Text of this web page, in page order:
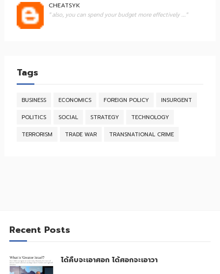
CHEATSYK
" also, you can spend your budget more effectively ..."
Tags
BUSINESS ECONOMICS FOREIGN POLICY INSURGENT
POLITICS SOCIAL STRATEGY TECHNOLOGY
TERRORISM TRADE WAR TRANSNATIONAL CRIME
Recent Posts
ได้คืบจะเอาศอก ได้ศอกจะเอาวา